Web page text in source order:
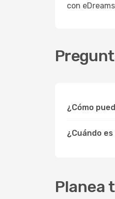
con
¿Cómo
¿Cuándo
Planea